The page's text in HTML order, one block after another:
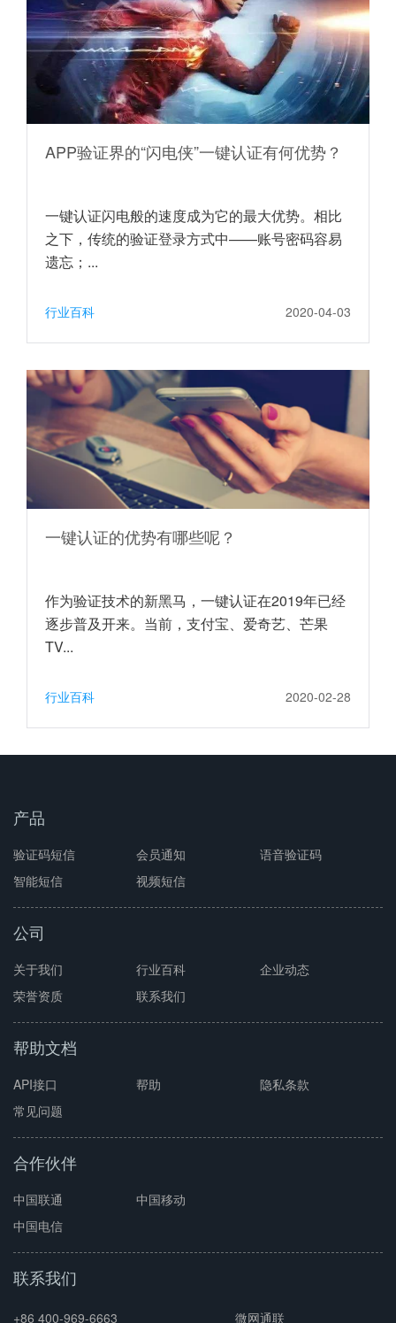
APP验证界的“闪电侠”一键认证有何优势？
一键认证闪电般的速度成为它的最大优势。相比
之下，传统的验证登录方式中——账号密码容易
遗忘；...
行业百科 2020-04-03
一键认证的优势有哪些呢？
作为验证技术的新黑马，一键认证在2019年已经
逐步普及开来。当前，支付宝、爱奇艺、芒果
TV...
行业百科 2020-02-28
产品
验证码短信 会员通知
语音验证码
智能短信
视频短信
公司
关于我们 行业百科
企业动态
荣誉资质
联系我们
帮助文档
API接口 帮助
隐私条款
常见问题
合作伙伴
中国联通
中国移动
中国电信
联系我们
+86 400-969-6663 微网通联